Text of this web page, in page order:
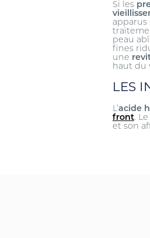
Si les
apparus
peau
fines
une
haut du
LES
L’acide
front. Le
et son